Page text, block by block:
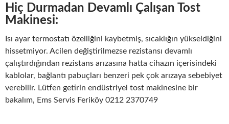
Hiç Durmadan Devamlı Çalışan Tost
Makinesi:
Isı ayar termostatı özelliğini kaybetmiş, sıcaklığın yükseldiğini
hissetmiyor. Acilen değiştirilmezse rezistansı devamlı
çalıştırdığından rezistans arızasına hatta cihazın içerisindeki
kablolar, bağlantı pabuçları benzeri pek çok arızaya sebebiyet
verebilir. Lütfen getirin endüstriyel tost makinesine bir
bakalım, Ems Servis Feriköy 0212 2370749